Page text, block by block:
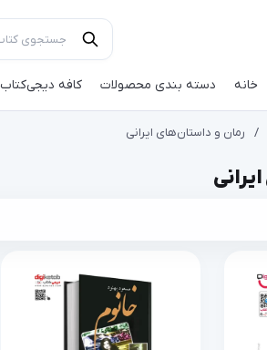
خانه دسته بندی محصولات کافه‌ دیجی‌کتاب
/ رمان و داستان‌های ایرانی